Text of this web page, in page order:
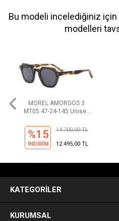
Bu modeli incelediğiniz için
modelleri
MOREL AMORGOS 3
MT05 47-24-145 Unısex
%15
İNDİRİM
14.700,00 TL
12.495,00 TL
KATEGORILER
KURUMSAL